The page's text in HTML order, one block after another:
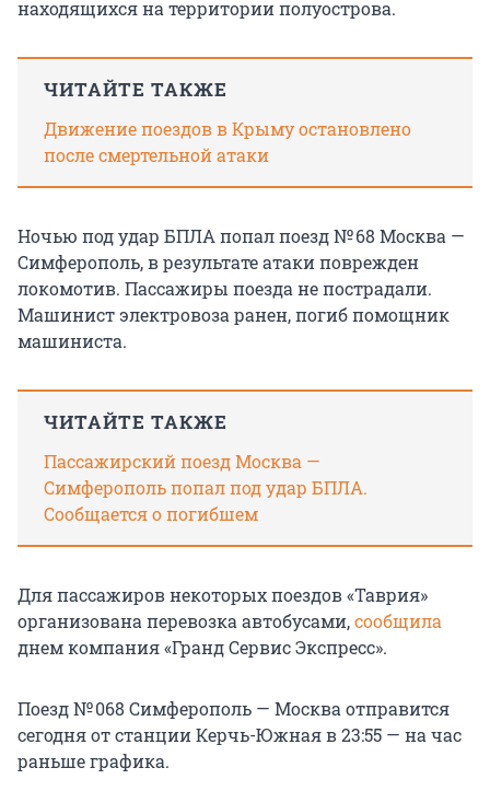
находящихся на территории полуострова.
ЧИТАЙТЕ ТАКЖЕ
Движение поездов в Крыму остановлено
после смертельной атаки
Ночью под удар БПЛА попал поезд№ 68 Москва —
Симферополь, в результате атаки поврежден
локомотив. Пассажиры поезда не пострадали.
Машинист электровоза ранен, погиб помощник
машиниста.
ЧИТАЙТЕ ТАКЖЕ
Пассажирский поезд Москва —
Симферополь попал под удар БПЛА.
Сообщается о погибшем
Для пассажиров некоторых поездов «Таврия»
организована перевозка автобусами,сообщила
днем компания «Гранд Сервис Экспресс».
Поезд № 068 Симферополь — Москва отправится
сегодня от станции Керчь-Южная в 23:55 — на час
раньше графика.